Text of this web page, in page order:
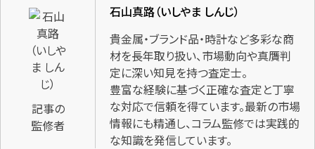
記事の
監修者
石山真路（いしやま しんじ）
貴金属・ブランド品・時計など多彩な商
材を長年取り扱い、市場動向や真贋判
定に深い知見を持つ査定士。
豊富な経験に基づく正確な査定と丁寧
な対応で信頼を得ています。最新の市場
情報にも精通し、コラム監修では実践的
な知識を発信しています。